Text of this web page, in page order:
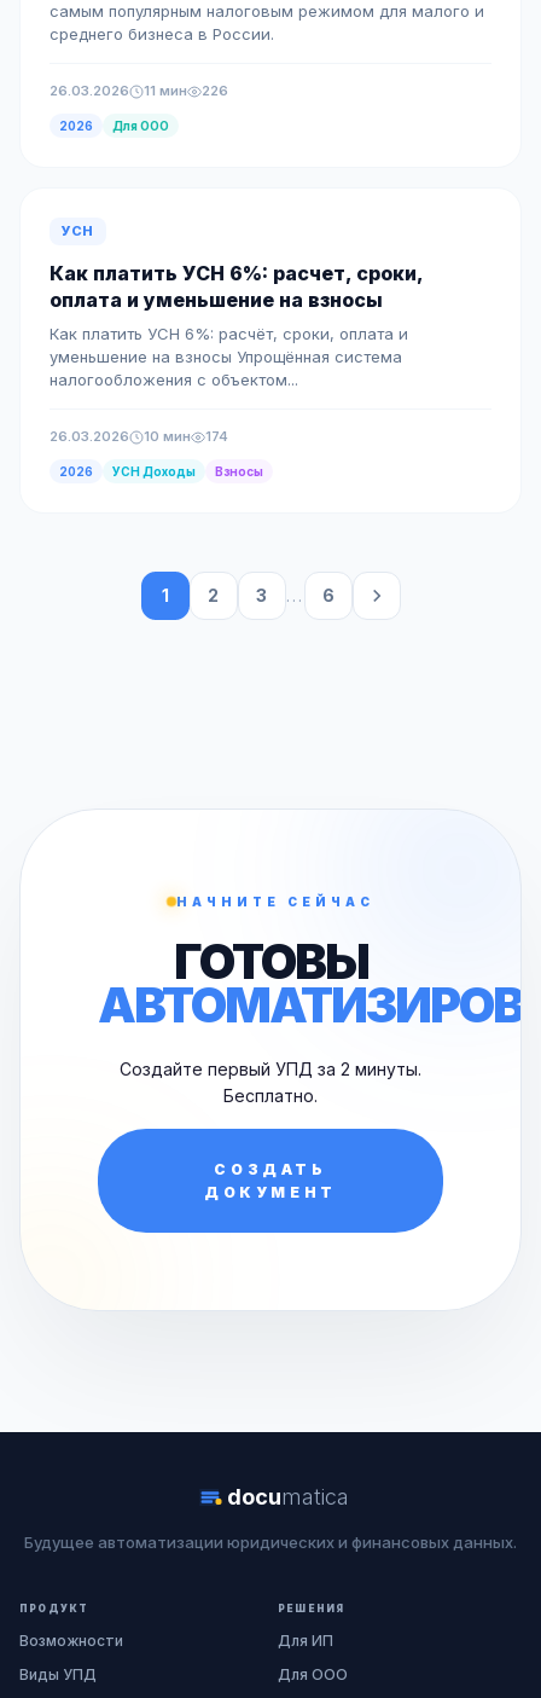
самым популярным налоговым режимом для малого и
среднего бизнеса в России.
26.03.2026 11 мин 226
2026 Для ООО
УСН
Как платить УСН 6%: расчет, сроки,
оплата и уменьшение на взносы
Как платить УСН 6%: расчёт, сроки, оплата и
уменьшение на взносы Упрощённая система
налогообложения с объектом...
26.03.2026 10 мин 174
2026 УСН Доходы Взносы
1 2 3 ... 6
НАЧНИТЕ СЕЙЧАС
ГОТОВЫ
Создайте первый УПД за 2 минуты.
Бесплатно.
СОЗДАТЬ
ДОКУМЕНТ
documatica
Будущее автоматизации юридических и финансовых данных.
ПРОДУКТ
Возможности
Виды УПД
РЕШЕНИЯ
Для ИП
Для ООО